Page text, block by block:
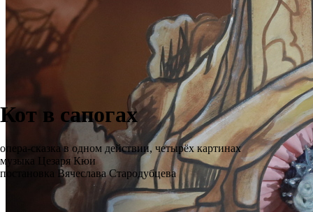
Кот в сапогах
опера-сказка в одном действии, четырёх картинах
музыка Цезаря Кюи
постановка Вячеслава Стародубцева